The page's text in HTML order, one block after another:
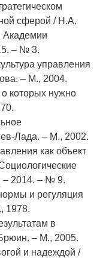
сферой / Н.А.
Академии
– № 3.
управления
– М., 2004.
которых нужно
Лада. – М., 2002.
как объект
– 2014. – № 9.
и регуляция
1978.
в
– М., 2005.
и надеждой /